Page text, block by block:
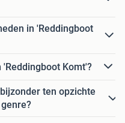
in 'Reddingboot
Komt'?
ten opzichte